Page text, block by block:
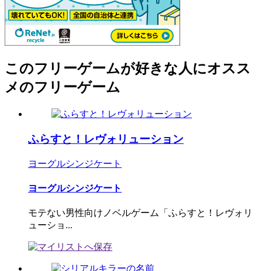
このフリーゲームが好きな人にオスス
メのフリーゲーム
ふらすと！レヴォリューション
ヨーグルシンジケート
ヨーグルシンジケート
モテない男性向けノベルゲーム「ふらすと！レヴォリ
ューショ...